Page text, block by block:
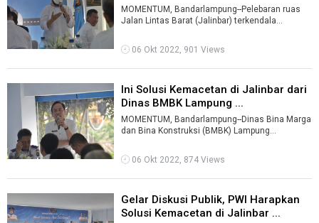
MOMENTUM, Bandarlampung--Pelebaran ruas
Jalan Lintas Barat (Jalinbar) terkendala
...
06 Okt 2022, 901 Views
Ini Solusi Kemacetan di Jalinbar dari
Dinas BMBK Lampung ...
MOMENTUM, Bandarlampung--Dinas Bina Marga
dan Bina Konstruksi (BMBK) Lampung
06 Okt 2022, 874 Views
Gelar Diskusi Publik, PWI Harapkan
Solusi Kemacetan di Jalinbar ...